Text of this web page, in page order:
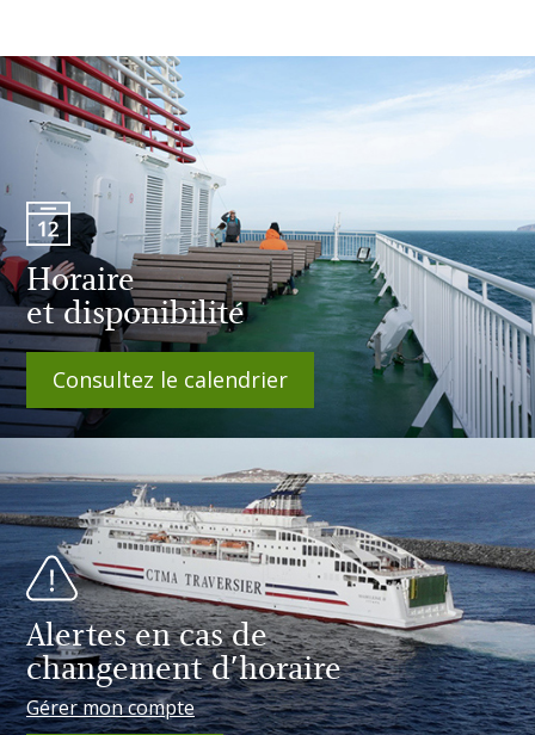
Horaire
et disponibilité
Consultez le calendrier
Alertes en cas de
changement d'horaire
Gérer mon compte